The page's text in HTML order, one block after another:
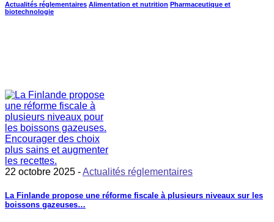
Actualités réglementaires Alimentation et nutrition Pharmaceutique et
biotechnologie
22 octobre 2025 -Actualités réglementaires
La Finlande propose une réforme fiscale à plusieurs niveaux sur les
boissons gazeuses…